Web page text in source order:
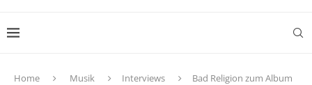
Home Musik Interviews
Bad Religion zum Album